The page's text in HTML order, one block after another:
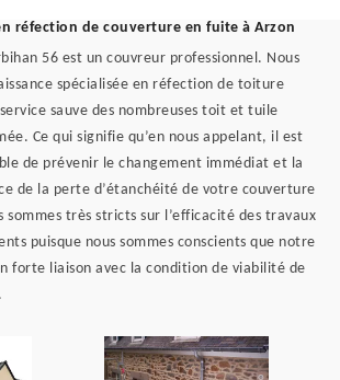
réfection de couverture en fuite à Arzon
56 est un couvreur professionnel. Nous
spécialisée en réfection de toiture
sauve des nombreuses toit et tuile
Ce qui signifie qu’en nous appelant, il est
de prévenir le changement immédiat et la
de la perte d’étanchéité de votre couverture
sommes très stricts sur l’efficacité des travaux
puisque nous sommes conscients que notre
forte liaison avec la condition de viabilité de